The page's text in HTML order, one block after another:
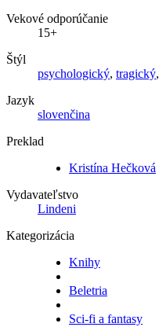
Vekové odporúčanie
15+
Štýl
psychologický, tragický,
Jazyk
slovenčina
Preklad
Kristína Hečková
Vydavateľstvo
Lindeni
Kategorizácia
Knihy
Beletria
Sci-fi a fantasy